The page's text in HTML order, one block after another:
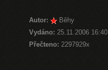
Autor:
Běhy
Vydáno: 25.11.2006 16:40
Přečteno: 2297929x